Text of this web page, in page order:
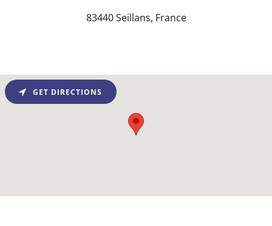
83440 Seillans, France
GET DIRECTIONS